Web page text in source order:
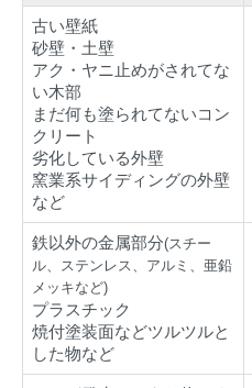
古い壁紙
砂壁・土壁
アク・ヤニ止めがされてな
い木部
まだ何も塗られてないコン
クリート
劣化している外壁
窯業系サイディングの外壁
など
鉄以外の金属部分(スチー
ル、ステンレス、アルミ、亜鉛
メッキなど)
プラスチック
焼付塗装面などツルツルと
した物など